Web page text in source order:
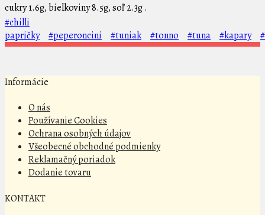
cukry 1.6g, bielkoviny 8.5g, soľ 2.3g .
#chilli
papričky
#peperoncini #tuniak #tonno #tuna #kapary
Informácie
O nás
Používanie Cookies
Ochrana osobných údajov
Všeobecné obchodné podmienky
Reklamačný poriadok
Dodanie tovaru
KONTAKT